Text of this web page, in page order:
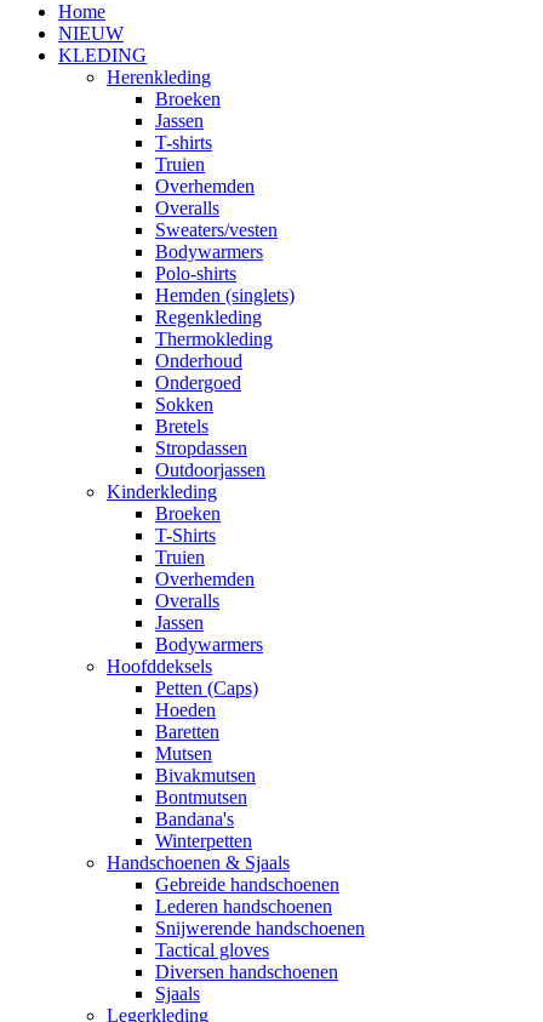
Home
NIEUW
KLEDING
Herenkleding
Broeken
Jassen
T-shirts
Truien
Overhemden
Overalls
Sweaters/vesten
Bodywarmers
Polo-shirts
Hemden (singlets)
Regenkleding
Thermokleding
Onderhoud
Ondergoed
Sokken
Bretels
Stropdassen
Outdoorjassen
Kinderkleding
Broeken
T-Shirts
Truien
Overhemden
Overalls
Jassen
Bodywarmers
Hoofddeksels
Petten (Caps)
Hoeden
Baretten
Mutsen
Bivakmutsen
Bontmutsen
Bandana's
Winterpetten
Handschoenen & Sjaals
Gebreide handschoenen
Lederen handschoenen
Snijwerende handschoenen
Tactical gloves
Diversen handschoenen
Sjaals
Legerkleding